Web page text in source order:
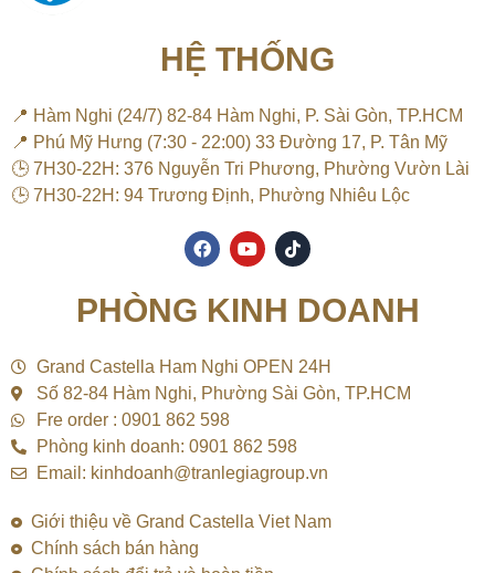
HỆ THỐNG
📍 Hàm Nghi (24/7) 82-84 Hàm Nghi, P. Sài Gòn, TP.HCM
📍 Phú Mỹ Hưng (7:30 - 22:00) 33 Đường 17, P. Tân Mỹ
🕒 7H30-22H: 376 Nguyễn Tri Phương, Phường Vườn Lài
🕒 7H30-22H: 94 Trương Định, Phường Nhiêu Lộc
F
a
o
k
Y
o
u
b
T
i
k
PHÒNG KINH DOANH
Grand Castella Ham Nghi OPEN 24H
Số 82-84 Hàm Nghi, Phường Sài Gòn, TP.HCM
Fre order : 0901 862 598
Phòng kinh doanh: 0901 862 598
Email: kinhdoanh@tranlegiagroup.vn
Giới thiệu về Grand Castella Viet Nam
Chính sách bán hàng